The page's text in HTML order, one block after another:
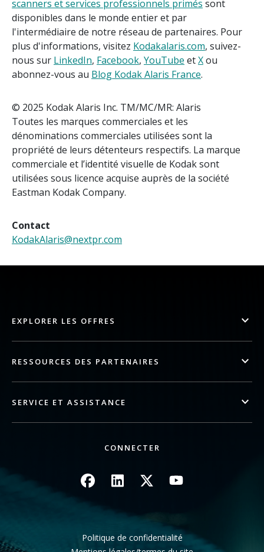
scanners et services professionnels primés sont
disponibles dans le monde entier et par
l'intermédiaire de notre réseau de partenaires. Pour
plus d'informations, visitez Kodakalaris.com, suivez-
nous sur LinkedIn, Facebook, YouTube etXou
abonnez-vous au Blog Kodak Alaris France.
© 2025 Kodak Alaris Inc. TM/MC/MR: Alaris
Toutes les marques commerciales et les
dénominations commerciales utilisées sont la
propriété de leurs détenteurs respectifs. La marque
commerciale et l’identité visuelle de Kodak sont
utilisées sous licence acquise auprès de la société
Eastman Kodak Company.
Contact
KodakAlaris@nextpr.com
EXPLORER LES OFFRES
RESSOURCES DES PARTENAIRES
SERVICE ET ASSISTANCE
CONNECTER
Image Image Image Image
Politique de confidentialité